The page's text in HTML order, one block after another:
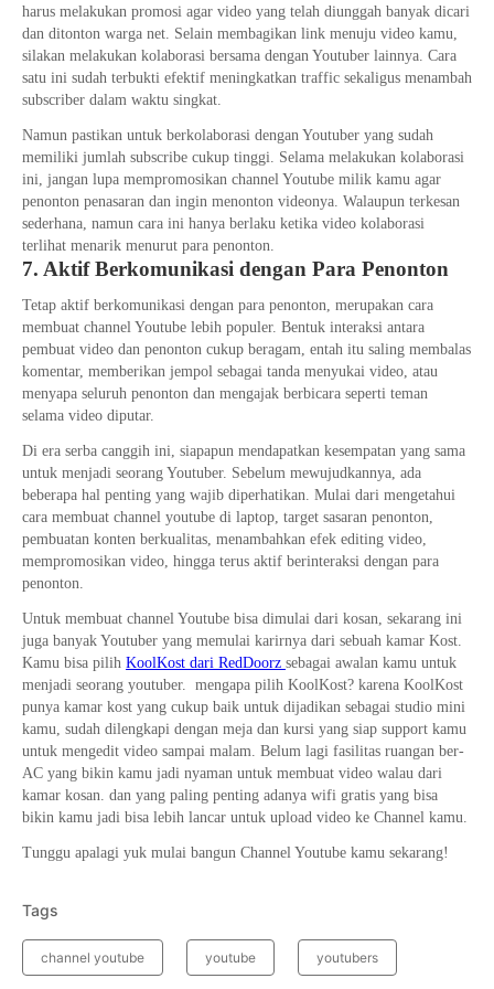
harus melakukan promosi agar video yang telah diunggah banyak dicari
dan ditonton warga net. Selain membagikan link menuju video kamu,
silakan melakukan kolaborasi bersama dengan Youtuber lainnya. Cara
satu ini sudah terbukti efektif meningkatkan traffic sekaligus menambah
subscriber dalam waktu singkat.
Namun pastikan untuk berkolaborasi dengan Youtuber yang sudah
memiliki jumlah subscribe cukup tinggi. Selama melakukan kolaborasi
ini, jangan lupa mempromosikan channel Youtube milik kamu agar
penonton penasaran dan ingin menonton videonya. Walaupun terkesan
sederhana, namun cara ini hanya berlaku ketika video kolaborasi
terlihat menarik menurut para penonton.
7. Aktif Berkomunikasi dengan Para Penonton
Tetap aktif berkomunikasi dengan para penonton, merupakan cara
membuat channel Youtube lebih populer. Bentuk interaksi antara
pembuat video dan penonton cukup beragam, entah itu saling membalas
komentar, memberikan jempol sebagai tanda menyukai video, atau
menyapa seluruh penonton dan mengajak berbicara seperti teman
selama video diputar.
Di era serba canggih ini, siapapun mendapatkan kesempatan yang sama
untuk menjadi seorang Youtuber. Sebelum mewujudkannya, ada
beberapa hal penting yang wajib diperhatikan. Mulai dari mengetahui
cara membuat channel youtube di laptop, target sasaran penonton,
pembuatan konten berkualitas, menambahkan efek editing video,
mempromosikan video, hingga terus aktif berinteraksi dengan para
penonton.
Untuk membuat channel Youtube bisa dimulai dari kosan, sekarang ini
juga banyak Youtuber yang memulai karirnya dari sebuah kamar Kost.
Kamu bisa pilih KoolKost dari RedDoorz sebagai awalan kamu untuk
menjadi seorang youtuber. mengapa pilih KoolKost? karena KoolKost
punya kamar kost yang cukup baik untuk dijadikan sebagai studio mini
kamu, sudah dilengkapi dengan meja dan kursi yang siap support kamu
untuk mengedit video sampai malam. Belum lagi fasilitas ruangan ber-
AC yang bikin kamu jadi nyaman untuk membuat video walau dari
kamar kosan. dan yang paling penting adanya wifi gratis yang bisa
bikin kamu jadi bisa lebih lancar untuk upload video ke Channel kamu.
Tunggu apalagi yuk mulai bangun Channel Youtube kamu sekarang!
Tags
channel youtube youtube youtubers